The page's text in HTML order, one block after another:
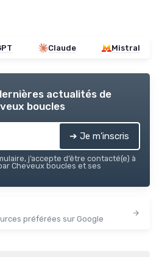
Claude Mistral
actualités de
boucles
➔ Je m'inscris
j’accepte d’être contacté(e) à
Cheveux boucles et ses
préférées sur Google